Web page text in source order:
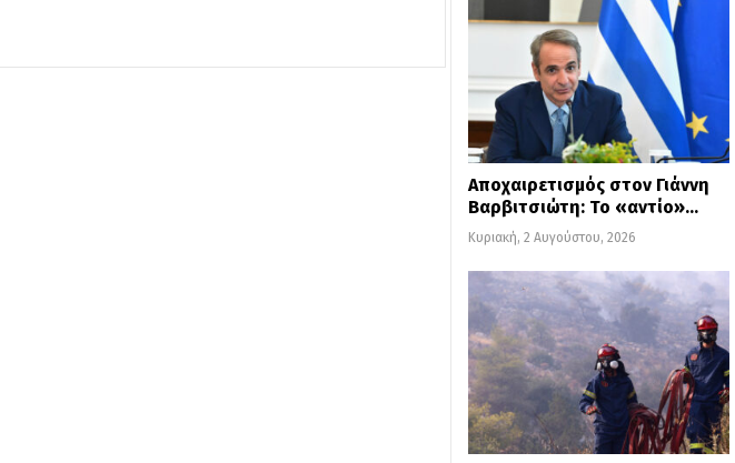
Αποχαιρετισμός στον Γιάννη
Βαρβιτσιώτη: Το «αντίο»…
Κυριακή, 2 Αυγούστου, 2026